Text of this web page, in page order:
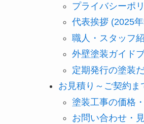
プライバシーポ
代表挨拶 (2025
職人・スタッフ
外壁塗装ガイド
定期発行の塗装
お見積り～ご契約
塗装工事の価格
お問い合わせ・